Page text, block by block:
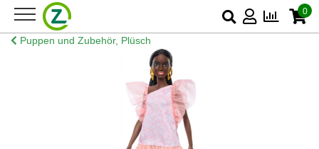
0
Puppen und Zubehör, Plüsch